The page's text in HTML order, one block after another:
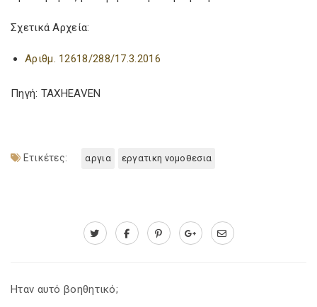
Σχετικά Αρχεία:
Αριθμ. 12618/288/17.3.2016
Πηγή: TAXHEAVEN
Ετικέτες: αργια εργατικη νομοθεσια
Ηταν αυτό βοηθητικό;